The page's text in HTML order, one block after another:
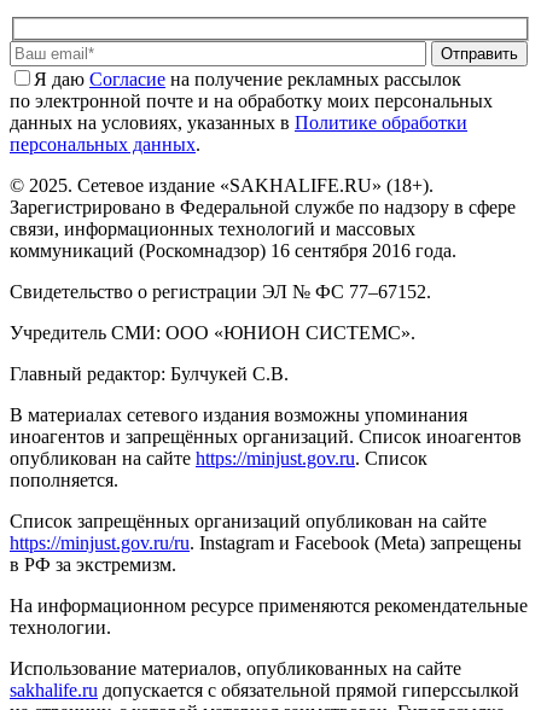
Отправить
Я даю Cогласие на получение рекламных рассылок
по электронной почте и на обработку моих персональных
данных на условиях, указанных в Политике обработки
персональных данных.
© 2025. Сетевое издание «SAKHALIFE.RU» (18+).
Зарегистрировано в Федеральной службе по надзору в сфере
связи, информационных технологий и массовых
коммуникаций (Роскомнадзор) 16 сентября 2016 года.
Свидетельство о регистрации ЭЛ № ФС 77–67152.
Учредитель СМИ: ООО «ЮНИОН СИСТЕМС».
Главный редактор: Булчукей С.В.
В материалах сетевого издания возможны упоминания
иноагентов и запрещённых организаций. Список иноагентов
опубликован на сайте https://minjust.gov.ru. Список
пополняется.
Список запрещённых организаций опубликован на сайте
https://minjust.gov.ru/ru. Instagram и Facebook (Metа) запрещены
в РФ за экстремизм.
На информационном ресурсе применяются рекомендательные
технологии.
Использование материалов, опубликованных на сайте
sakhalife.ru допускается с обязательной прямой гиперссылкой